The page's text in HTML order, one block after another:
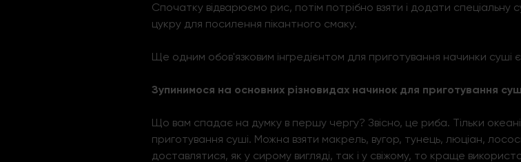
Спочатку відварюємо рис, потім потрібно взяти і додати спеціальну
цукру для посилення пікантного смаку.
Ще одним обов'язковим інгредієнтом для приготування начинки суші
Зупинимося на основних різновидах начинок для приготування
Що вам спадає на думку в першу чергу? Звісно, ​​це риба. Тільки
приготування суші. Можна взяти макрель, вугор, тунець, люціан,
доставлятися, як у сирому вигляді, так і у свіжому, то краще